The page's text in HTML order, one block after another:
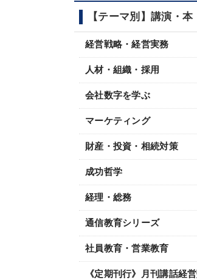
【テーマ別】講演・本
経営戦略・経営実務
人材・組織・採用
会社数字を学ぶ
マーケティング
財産・投資・相続対策
成功哲学
経理・総務
通信教育シリーズ
社員教育・営業教育
《定期刊行》月刊講話経